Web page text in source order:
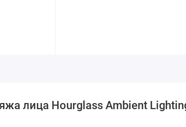
лица Hourglass Ambient